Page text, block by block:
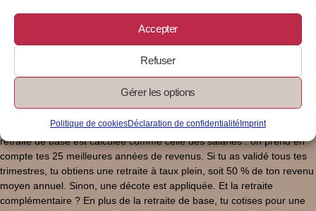
Accepter
Refuser
Gérer les options
Politique de cookiesDéclaration de confidentialitéImprint
trimestres : 18 099 € 4 trimestres : 24 132 € Prestations de services
commerciales et artisanales (BIC) : 1 trimestre : 3 500 € 2 trimestres :
prestations de services et professions libérales non réglementées
(BNC) : 1 trimestre : 2 562 € 2 trimestres : 5 124 € 3 trimestres : 7 687
€ 4 trimestres : 10 249 € Professions libérales réglementées relevant
de la Cipav : 1 trimestre : 2 660 € 2 trimestres : 5 320 € 3 trimestres :
7 980 € 4 trimestres : 10 640 € Comment est calculée ma retraite ? Ta
retraite de base est calculée comme celle des salariés : on prend en
compte tes 25 meilleures années de revenus. Si tu as validé tous tes
trimestres, tu obtiens une retraite à taux plein, soit 50 % de ton revenu
moyen annuel. Sinon, une décote est appliquée. Et la retraite
complémentaire ? En plus de la retraite de base, tu cotises pour une